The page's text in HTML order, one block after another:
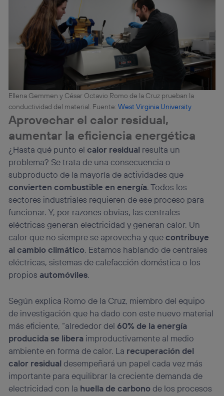
Ellena Gemmen y César Octavio Romo de la Cruz prueban la
conductividad del material. Fuente:West Virginia University
Aprovechar el calor residual,
aumentar la eficiencia energética
¿Hasta qué punto elcalor residual resulta un
problema? Se trata de una consecuencia o
subproducto de la mayoría de actividades que
convierten combustible en energía. Todos los
sectores industriales requieren de ese proceso para
funcionar. Y, por razones obvias, las centrales
eléctricas generan electricidad y generan calor. Un
calor que no siempre se aprovecha y quecontribuye
al cambio climático. Estamos hablando de centrales
eléctricas, sistemas de calefacción doméstica o los
propios automóviles.
Según explica Romo de la Cruz, miembro del equipo
de investigación que ha dado con este nuevo material
más eficiente, “alrededor del60% de la energía
producida se libera improductivamente al medio
ambiente en forma de calor. La recuperación del
calor residualdesempeñará un papel cada vez más
importante para equilibrar la creciente demanda de
electricidad con la huella de carbonode los procesos